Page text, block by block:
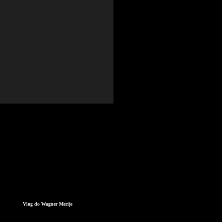
Vlog do Wagner Merije